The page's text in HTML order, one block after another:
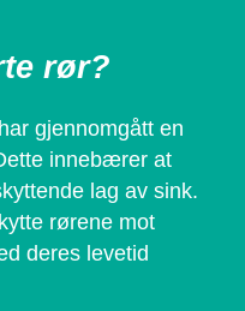
rør?
gjennomgått en
innebærer at
lag av sink.
rørene mot
deres levetid